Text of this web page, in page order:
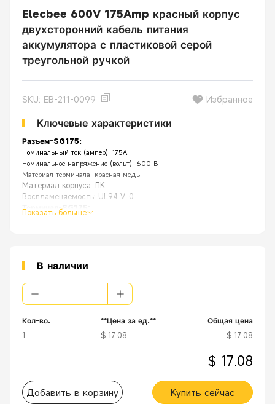
Elecbee 600V 175Amp красный корпус
двухсторонний кабель питания
аккумулятора с пластиковой серой
треугольной ручкой
SKU: EB-211-0099 Избранное
Ключевые характеристики
Разъем-SG175:
Номинальный ток (ампер): 175А
Номинальное напряжение (вольт): 600 В
Материал терминала: красная медь
Материал корпуса: ПК
Воспламеняемость: UL94 V-0
Терминал-SG175:
Материал терминала: посеребренная медь
[ Приложение] Сверхмощный и многоцелевой универсальный набор
[Безопасный] Оба конца подходят для подключения к стороне
Показать больше
В наличии
Кол-во.
1
**Цена за ед.**
$ 17.08
Общая цена
$ 17.08
$ 17.08
Добавить в корзину Купить сейчас